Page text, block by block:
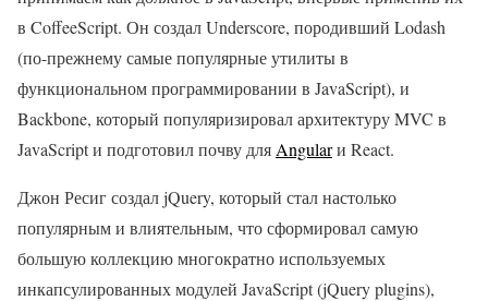
в CoffeeScript. Он создал Underscore, породивший Lodash
(по-прежнему самые популярные утилиты в
функциональном программировании в JavaScript), и
Backbone, который популяризировал архитектуру MVC в
JavaScript и подготовил почву для Angularи React.
Джон Ресиг создал jQuery, который стал настолько
популярным и влиятельным, что сформировал самую
большую коллекцию многократно используемых
инкапсулированных модулей JavaScript (jQuery plugins),